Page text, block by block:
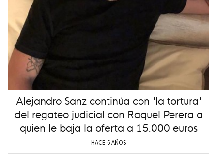
Alejandro Sanz continúa con 'la tortura'
del regateo judicial con Raquel Perera a
quien le baja la oferta a 15.000 euros
HACE 6 AÑOS